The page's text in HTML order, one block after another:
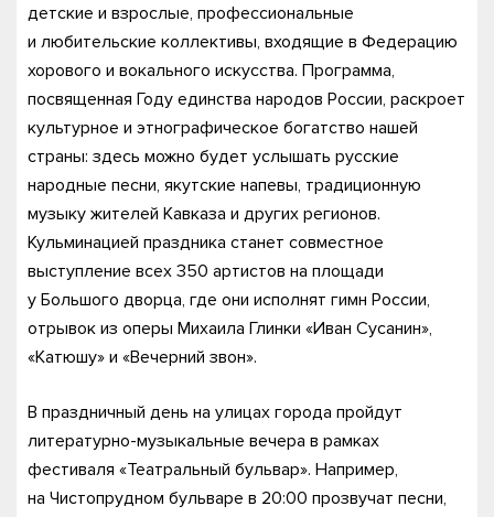
детские и взрослые, профессиональные
и любительские коллективы, входящие в Федерацию
хорового и вокального искусства. Программа,
посвященная Году единства народов России, раскроет
культурное и этнографическое богатство нашей
страны: здесь можно будет услышать русские
народные песни, якутские напевы, традиционную
музыку жителей Кавказа и других регионов.
Кульминацией праздника станет совместное
выступление всех 350 артистов на площади
у Большого дворца, где они исполнят гимн России,
отрывок из оперы Михаила Глинки «Иван Сусанин»,
«Катюшу» и «Вечерний звон».
В праздничный день на улицах города пройдут
литературно-музыкальные вечера в рамках
фестиваля «Театральный бульвар». Например,
на Чистопрудном бульваре в 20:00 прозвучат песни,